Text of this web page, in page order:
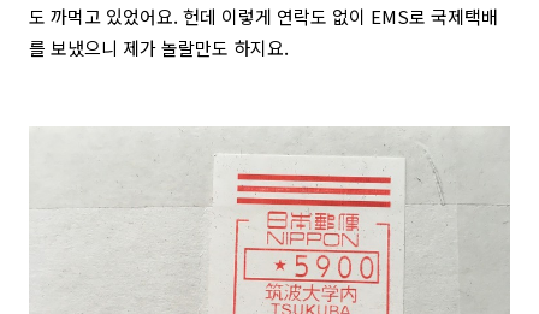
도 까먹고 있었어요. 헌데 이렇게 연락도 없이 EMS로 국제택배
를 보냈으니 제가 놀랄만도 하지요.